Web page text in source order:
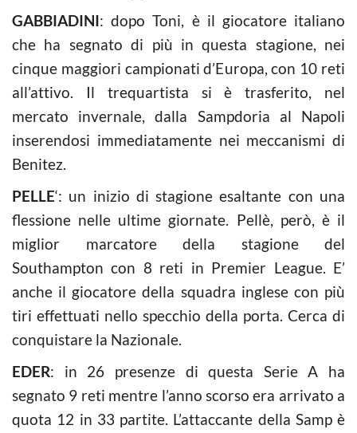
GABBIADINI: dopo Toni, è il giocatore italiano
che ha segnato di più in questa stagione, nei
cinque maggiori campionati d’Europa, con 10 reti
all’attivo. Il trequartista si è trasferito, nel
mercato invernale, dalla Sampdoria al Napoli
inserendosi immediatamente nei meccanismi di
Benitez.
PELLE‘: un inizio di stagione esaltante con una
flessione nelle ultime giornate. Pellè, però, è il
miglior marcatore della stagione del
Southampton con 8 reti in Premier League. E’
anche il giocatore della squadra inglese con più
tiri effettuati nello specchio della porta. Cerca di
conquistare la Nazionale.
EDER: in 26 presenze di questa Serie A ha
segnato 9 reti mentre l’anno scorso era arrivato a
quota 12 in 33 partite. L’attaccante della Samp è